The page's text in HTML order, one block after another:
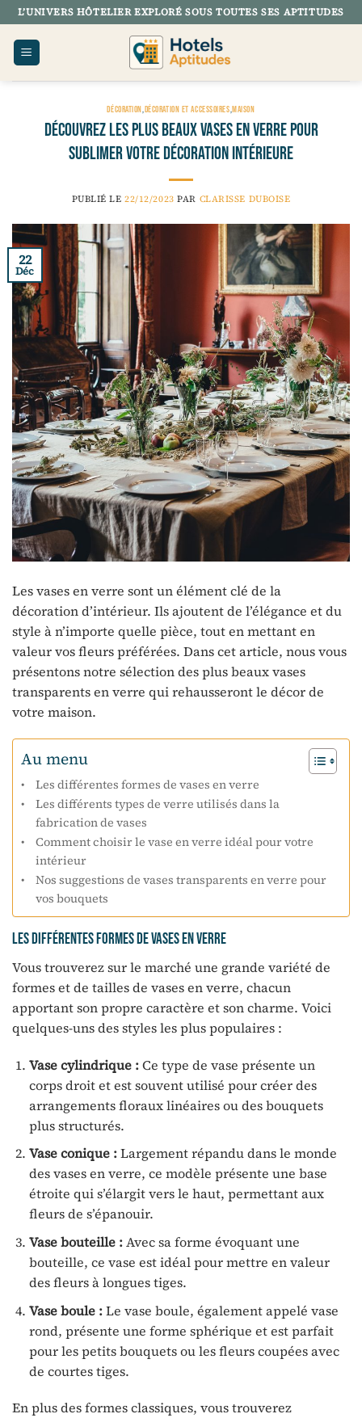
Passer
au
contenu
L’UNIVERS HÔTELIER EXPLORÉ SOUS TOUTES SES APTITUDES
DÉCORATION,DÉCORATION ET ACCESSOIRES,MAISON
Découvrez les plus beaux vases en verre pour
sublimer votre décoration intérieure
PUBLIÉ LE22/12/2023 PAR CLARISSE DUBOISE
22
Déc
Les vases en verre sont un élément clé de la
décoration d’intérieur. Ils ajoutent de l’élégance et du
style à n’importe quelle pièce, tout en mettant en
valeur vos fleurs préférées. Dans cet article, nous vous
présentons notre sélection des plus beaux vases
transparents en verre qui rehausseront le décor de
votre maison.
Au menu
Les différentes formes de vases en verre
Les différents types de verre utilisés dans la
fabrication de vases
Comment choisir le vase en verre idéal pour votre
intérieur
Nos suggestions de vases transparents en verre pour
vos bouquets
Les différentes formes de vases en verre
Vous trouverez sur le marché une grande variété de
formes et de tailles de vases en verre, chacun
apportant son propre caractère et son charme. Voici
quelques-uns des styles les plus populaires :
Vase cylindrique :Ce type de vase présente un
corps droit et est souvent utilisé pour créer des
arrangements floraux linéaires ou des bouquets
plus structurés.
Vase conique :Largement répandu dans le monde
des vases en verre, ce modèle présente une base
étroite qui s’élargit vers le haut, permettant aux
fleurs de s’épanouir.
Vase bouteille :Avec sa forme évoquant une
bouteille, ce vase est idéal pour mettre en valeur
des fleurs à longues tiges.
Vase boule :Le vase boule, également appelé vase
rond, présente une forme sphérique et est parfait
pour les petits bouquets ou les fleurs coupées avec
de courtes tiges.
En plus des formes classiques, vous trouverez